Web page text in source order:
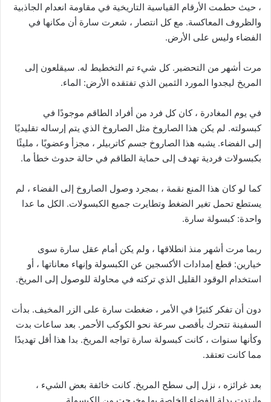
، حيث حطمت الأرقام القياسية التاريخية في مقاومة انعدام الجاذبية
والظروف المعاكسة. مع كل انتصار ، شعرت سارة أن مكانها في
الفضاء وليس على الأرض.
مرت أشهر من التحضير. كل شيء تم التخطيط له. سيقلعون إلى
المريخ ليجدوا المورد الثمين الذي تفتقده الأرض: الماء.
في يوم المغادرة ، كان كل فرد من أفراد الطاقم موجودًا في
كبسولته. لم يكن هذا الصاروخ مثل الصاروخ الذي يتم إرساله تقليديًا
إلى الفضاء. يشبه هذا الصاروخ جسم كاتربيلر ، مجزأ وعضويًا ، مليئًا
بكبسولات فردية تهدف إلى حماية الطاقم في حالة حدوث خطأ ما.
كما لو كان هذا المنع نقمة ، بمجرد وصول الصاروخ إلى الفضاء ، لم
يستطع تحمل تغير الضغط وتطايرت جميع الكبسولات. الكل ما عدا
واحدة: كبسولة سارة.
ربما مرت أشهر منذ انطلاقها ، ولم يكن أمام عقل سارة سوى
خيارين: قطع إمدادات الأكسجين عن الكبسولة وإنهاء معاناتها ، أو
استخدام الوقود القليل الذي تركته في محاولة للوصول إلى المريخ.
دون أن تفكر كثيرًا في الأمر ، ضغطت سارة على الزر المخيف. بدأت
السفينة تتحرك بأقصى سرعة نحو الكوكب الأحمر. بعد ساعات بدت
وكأنها سنوات ، كانت كبسولة سارة تواجه المريخ. بدا هذا أقل تهديدًا
مما كانت تعتقد.
بعد غرائزه ، نزل إلى سطح المريخ. كانت خائفة بعض الشيء ،
وارتدت بدلة الفضاء الخاصة بها وخرجت من الكبسولة.